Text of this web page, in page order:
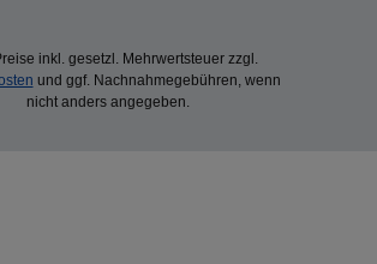
inkl. gesetzl. Mehrwertsteuer zzgl.
und ggf. Nachnahmegebühren, wenn
nicht anders angegeben.